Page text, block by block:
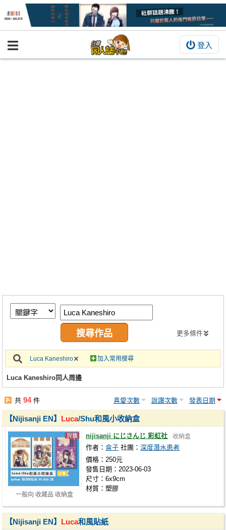
登入
BOOKY書集倉庫
繪圖藝廊
交流中心
攤位轉讓區
會員功能選單
註冊會員
更多條件
Luca Kaneshiro 加入常用搜尋
Luca Kaneshiro同人周邊
共94件 喜愛次數 說讚次數 發表日期
一般向 收藏品 收納盒
【Nijisanji EN】 Luca/Shu和風小收納盒
nijisanji にじさんじ 彩虹社 收納盒
作者：盒子 社團：深度潛水患者
價格：250元
發售日期：2023-06-03
尺寸：6x9cm
材質：塑膠
【Nijisanji EN】 Luca和風貼紙